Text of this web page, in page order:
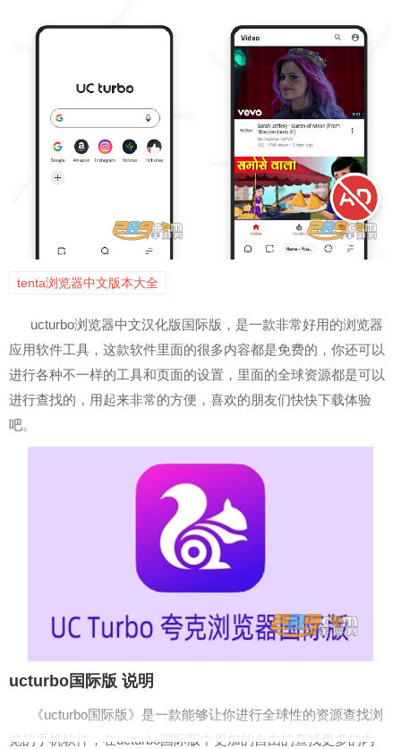
tenta浏览器中文版本大全
ucturbo浏览器中文汉化版国际版，是一款非常好用的浏览器
应用软件工具，这款软件里面的很多内容都是免费的，你还可以
进行各种不一样的工具和页面的设置，里面的全球资源都是可以
进行查找的，用起来非常的方便，喜欢的朋友们快快下载体验
吧。
ucturbo国际版 说明
《ucturbo国际版》是一款能够让你进行全球性的资源查找浏
览的手机软件，在ucturbo国际版中更加的自由的查找更多的内